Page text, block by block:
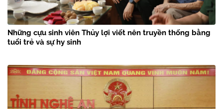
Những cựu sinh viên Thủy lợi viết nên truyền thống bằng
tuổi trẻ và sự hy sinh